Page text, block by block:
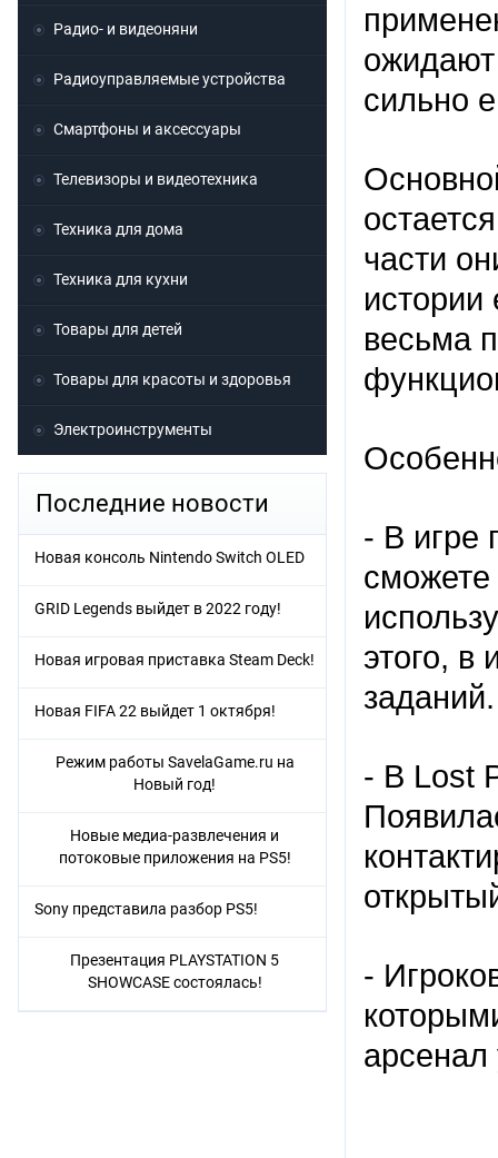
сильно
части
весьма
- В игре
сможете
этого, в
- В Lost
-
арсенал
Радио- и видеоняни
Радиоуправляемые устройства
Смартфоны и аксессуары
Телевизоры и видеотехника
Техника для дома
Техника для кухни
Товары для детей
Товары для красоты и здоровья
Электроинструменты
Последние новости
Новая консоль Nintendo Switch OLED
GRID Legends выйдет в 2022 году!
Новая игровая приставка Steam Deck!
Новая FIFA 22 выйдет 1 октября!
Режим работы SavelaGame.ru на
Новый год!
Новые медиа-развлечения и
потоковые приложения на PS5!
Sony представила разбор PS5!
Презентация PLAYSTATION 5
SHOWCASE состоялась!